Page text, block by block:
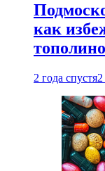
как
2 года спустя